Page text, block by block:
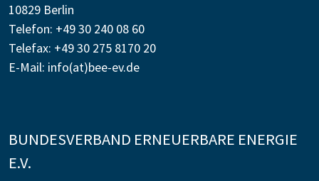
10829 Berlin
Telefon: +49 30 240 08 60
Telefax: +49 30 275 8170 20
E-Mail: info(at)bee-ev.de
BUNDESVERBAND ERNEUERBARE ENERGIE
E.V.